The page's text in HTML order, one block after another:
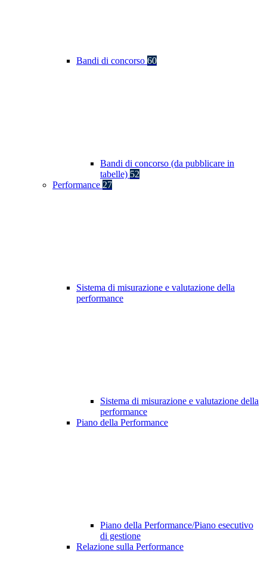
Bandi di concorso 60
Bandi di concorso (da pubblicare in
tabelle) 52
Performance 27
Sistema di misurazione e valutazione della
performance
Sistema di misurazione e valutazione della
performance
Piano della Performance
Piano della Performance/Piano esecutivo
di gestione
Relazione sulla Performance